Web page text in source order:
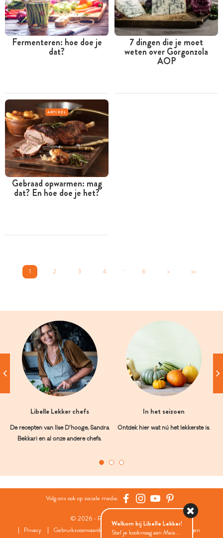
Fermenteren: hoe doe je
dat?
7 dingen die je moet
weten over Gorgonzola
AOP
ARTIKEL
Gebraad opwarmen: mag
dat? En hoe doe je het?
1 2 3 4 ... 6 > >>
Libelle Lekker chefs
De recepten van Ilse D’hooge, Sandra
Bekkari en al onze andere chefs.
In het seizoen
Ontdek hier wat nú het lekkerste is.
Volg ons ook op sociale media:
© 2026 - Roularta Media Group
Privacy
Gebruiksvoorwaarden Cookies Cookies instellingen
Welkom bij Libelle Lekker!
Stel je kookvraag aan Maia...